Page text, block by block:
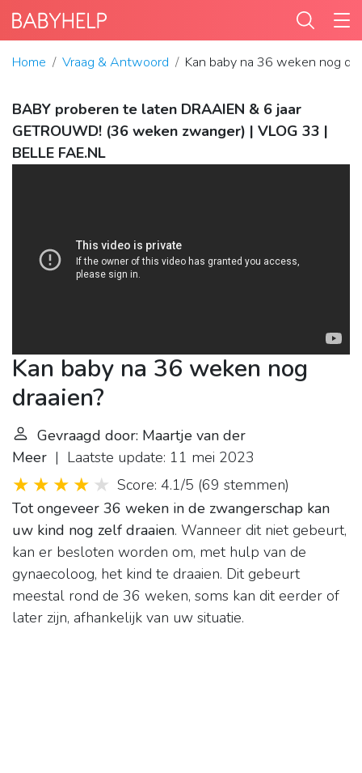
Home Vraag & Antwoord Kan baby na 36 weken nog
BABY proberen te laten DRAAIEN & 6 jaar
GETROUWD! (36 weken zwanger) | VLOG 33 |
BELLE FAE.NL
Kan baby na 36 weken nog
draaien?
Gevraagd door: Maartje van der
Meer | Laatste update: 11 mei 2023
Score: 4.1/5 (69 stemmen)
Tot ongeveer 36 weken in de zwangerschap kan
uw kind nog zelf draaien. Wanneer dit niet gebeurt,
kan er besloten worden om, met hulp van de
gynaecoloog, het kind te draaien. Dit gebeurt
meestal rond de 36 weken, soms kan dit eerder of
later zijn, afhankelijk van uw situatie.